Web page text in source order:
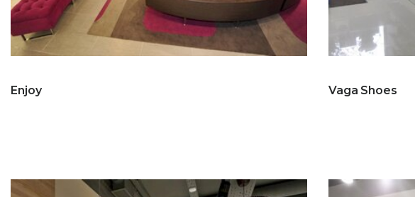
Enjoy
Vaga Shoes